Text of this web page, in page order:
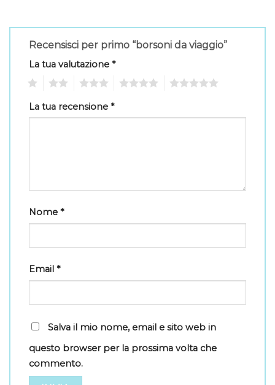
Recensisci per primo “borsoni da viaggio”
La tua valutazione *
La tua recensione *
Nome *
Email *
Salva il mio nome, email e sito web in
questo browser per la prossima volta che
commento.